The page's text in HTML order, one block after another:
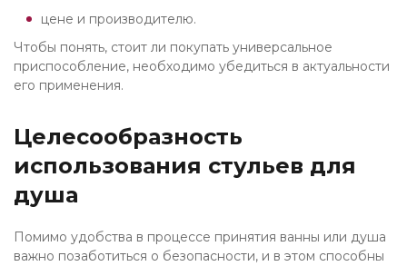
цене и производителю.
Чтобы понять, стоит ли покупать универсальное
приспособление, необходимо убедиться в актуальности
его применения.
Целесообразность
использования стульев для
душа
Помимо удобства в процессе принятия ванны или душа
важно позаботиться о безопасности, и в этом способны